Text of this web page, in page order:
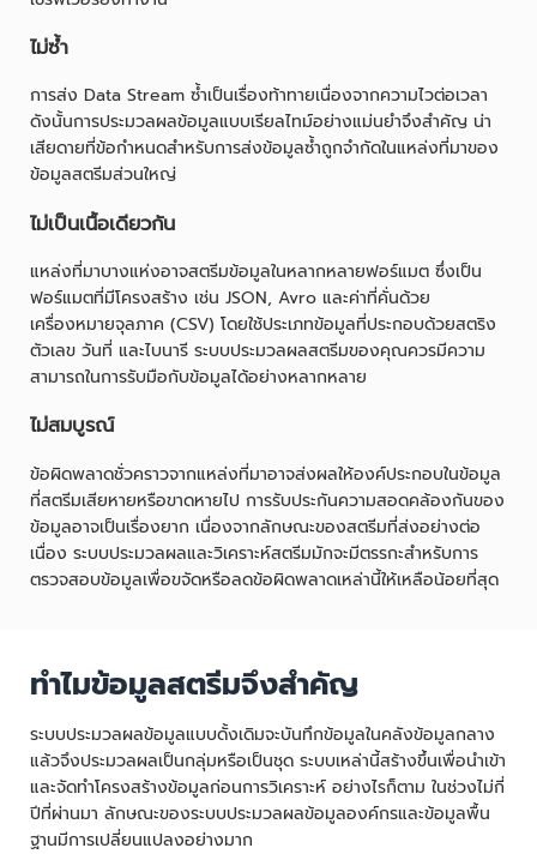
ไม่ซ้ำ
การส่ง Data Stream ซ้ำเป็นเรื่องท้าทายเนื่องจากความไวต่อเวลา
ดังนั้นการประมวลผลข้อมูลแบบเรียลไทม์อย่างแม่นยำจึงสำคัญ น่า
เสียดายที่ข้อกำหนดสำหรับการส่งข้อมูลซ้ำถูกจำกัดในแหล่งที่มาของ
ข้อมูลสตรีมส่วนใหญ่
ไม่เป็นเนื้อเดียวกัน
แหล่งที่มาบางแห่งอาจสตรีมข้อมูลในหลากหลายฟอร์แมต ซึ่งเป็น
ฟอร์แมตที่มีโครงสร้าง เช่น JSON, Avro และค่าที่คั่นด้วย
เครื่องหมายจุลภาค (CSV) โดยใช้ประเภทข้อมูลที่ประกอบด้วยสตริง
ตัวเลข วันที่ และไบนารี ระบบประมวลผลสตรีมของคุณควรมีความ
สามารถในการรับมือกับข้อมูลได้อย่างหลากหลาย
ไม่สมบูรณ์
ข้อผิดพลาดชั่วคราวจากแหล่งที่มาอาจส่งผลให้องค์ประกอบในข้อมูล
ที่สตรีมเสียหายหรือขาดหายไป การรับประกันความสอดคล้องกันของ
ข้อมูลอาจเป็นเรื่องยาก เนื่องจากลักษณะของสตรีมที่ส่งอย่างต่อ
เนื่อง ระบบประมวลผลและวิเคราะห์สตรีมมักจะมีตรรกะสำหรับการ
ตรวจสอบข้อมูลเพื่อขจัดหรือลดข้อผิดพลาดเหล่านี้ให้เหลือน้อยที่สุด
ทำไมข้อมูลสตรีมจึงสำคัญ
ระบบประมวลผลข้อมูลแบบดั้งเดิมจะบันทึกข้อมูลในคลังข้อมูลกลาง
แล้วจึงประมวลผลเป็นกลุ่มหรือเป็นชุด ระบบเหล่านี้สร้างขึ้นเพื่อนำเข้า
และจัดทำโครงสร้างข้อมูลก่อนการวิเคราะห์ อย่างไรก็ตาม ในช่วงไม่กี่
ปีที่ผ่านมา ลักษณะของระบบประมวลผลข้อมูลองค์กรและข้อมูลพื้น
ฐานมีการเปลี่ยนแปลงอย่างมาก